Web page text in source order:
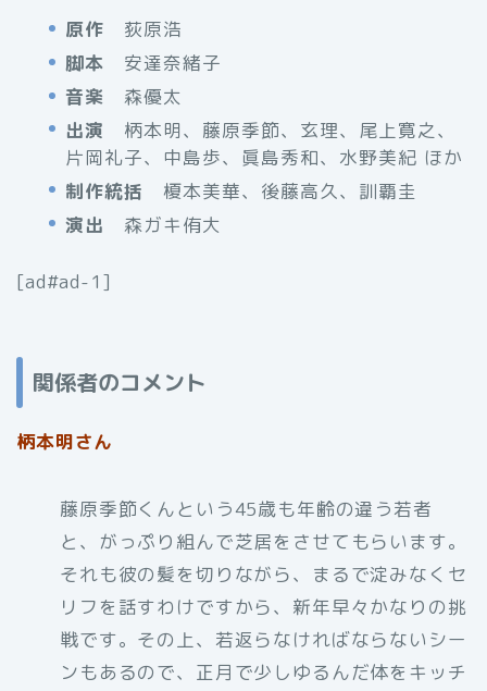
原作 荻原浩
脚本 安達奈緒子
音楽 森優太
出演 柄本明、藤原季節、玄理、尾上寛之、
片岡礼子、中島歩、眞島秀和、水野美紀 ほか
制作統括 榎本美華、後藤高久、訓覇圭
演出 森ガキ侑大
[ad#ad-1]
関係者のコメント
柄本明さん
藤原季節くんという45歳も年齢の違う若者
と、がっぷり組んで芝居をさせてもらいます。
それも彼の髪を切りながら、まるで淀みなくセ
リフを話すわけですから、新年早々かなりの挑
戦です。その上、若返らなければならないシー
ンもあるので、正月で少しゆるんだ体をキッチ